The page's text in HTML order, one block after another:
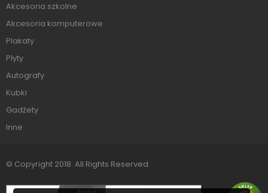
Akcesoria szkolne
Akcesoria komputerowe
Plakaty
Płyty
Autografy
Kubki
Gadżety
Inne
© Copyright 2018. All Rights Reserved.